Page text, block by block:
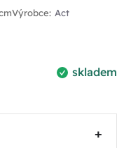
Výrobce: Act
skladem
+